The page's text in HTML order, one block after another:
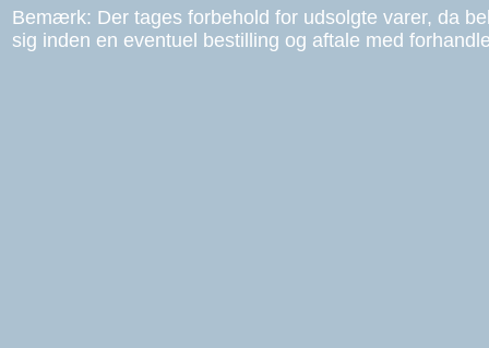
Bemærk: Der tages forbehold for udsolgte varer, da
sig inden en eventuel bestilling og aftale med